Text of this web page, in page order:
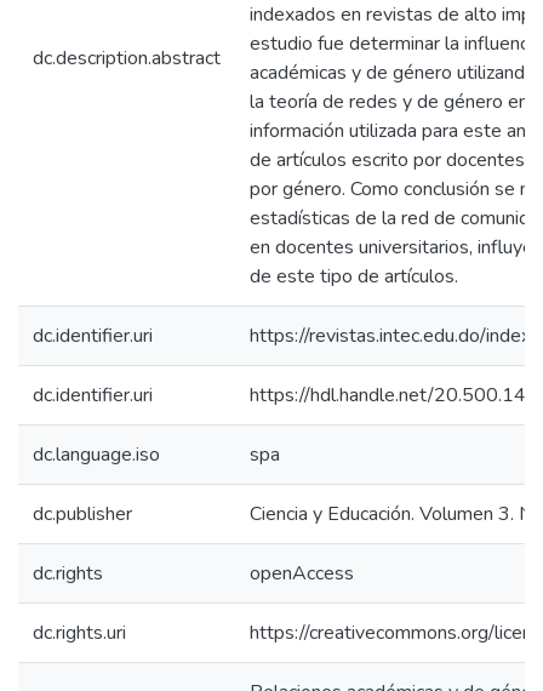
dc.description.abstract
indexados en revistas de alto
estudio fue determinar la
académicas y de género
la teoría de redes y de género en
información utilizada para este
de artículos escrito por docentes
por género. Como conclusión se
estadísticas de la red de
en docentes universitarios,
de este tipo de artículos.
dc.identifier.uri https://revistas.intec.edu.do/
dc.identifier.uri https://hdl.handle.net/
dc.language.iso spa
dc.publisher Ciencia y Educación. Volumen 3.
dc.rights openAccess
dc.rights.uri https://creativecommons.org/